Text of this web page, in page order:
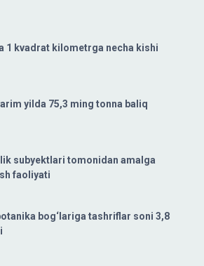
1 kvadrat kilometrga necha kishi
yilda 75,3 ming tonna baliq
subyektlari tomonidan amalga
faoliyati
bog‘lariga tashriflar soni 3,8